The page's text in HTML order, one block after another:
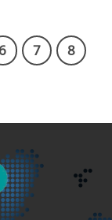
6 7
8